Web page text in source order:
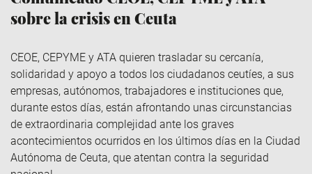
sobre la crisis en Ceuta
CEOE, CEPYME y ATA quieren trasladar su cercanía,
solidaridad y apoyo a todos los ciudadanos ceutíes, a sus
empresas, autónomos, trabajadores e instituciones que,
durante estos días, están afrontando unas circunstancias
de extraordinaria complejidad ante los graves
acontecimientos ocurridos en los últimos días en la Ciudad
Autónoma de Ceuta, que atentan contra la seguridad